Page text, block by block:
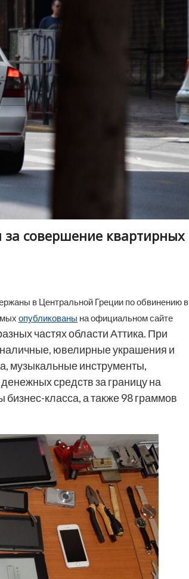
совершение квартирных
в Центральной Греции по обвинению в
опубликованы на официальном сайте
частях области Аттика. При
ювелирные украшения и
музыкальные инструменты,
средств за границу на
класса, а также 98 граммов